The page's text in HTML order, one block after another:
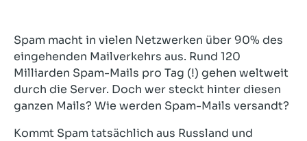
Spam macht in vielen Netzwerken über 90% des
eingehenden Mailverkehrs aus. Rund 120
Milliarden Spam-Mails pro Tag (!) gehen weltweit
durch die Server. Doch wer steckt hinter diesen
ganzen Mails? Wie werden Spam-Mails versandt?
Kommt Spam tatsächlich aus Russland und